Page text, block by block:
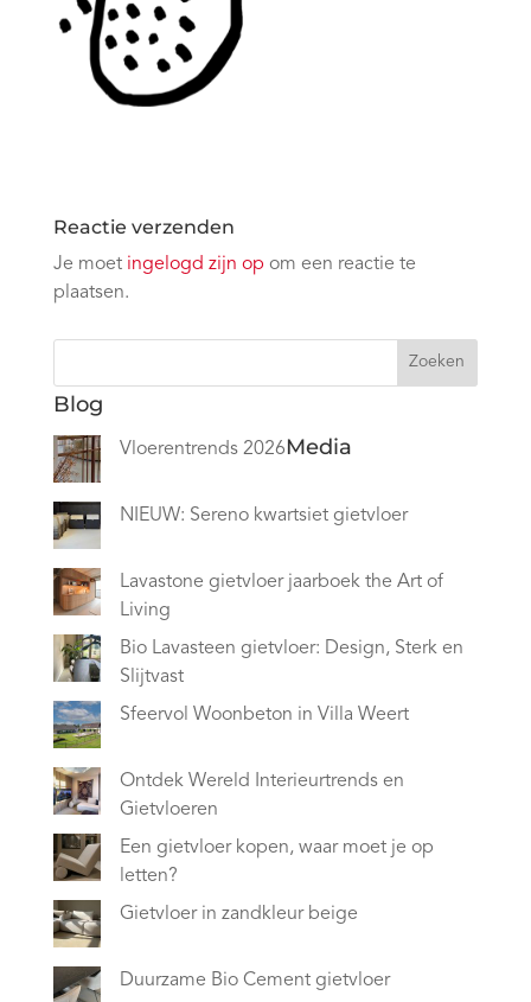
Reactie verzenden
Je moet ingelogd zijn op om een reactie te
plaatsen.
Zoeken
Blog
Vloerentrends 2026
NIEUW: Sereno kwartsiet gietvloer
Lavastone gietvloer jaarboek the Art of
Living
Bio Lavasteen gietvloer: Design, Sterk en
Slijtvast
Sfeervol Woonbeton in Villa Weert
Ontdek Wereld Interieurtrends en
Gietvloeren
Een gietvloer kopen, waar moet je op
letten?
Gietvloer in zandkleur beige
Duurzame Bio Cement gietvloer
Media